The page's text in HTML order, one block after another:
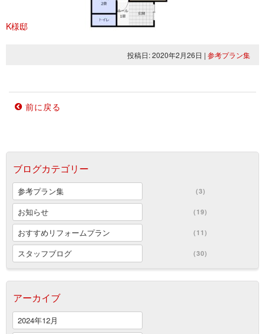
K様邸
投稿日: 2020年2月26日 | 参考プラン集
前に戻る
ブログカテゴリー
参考プラン集 (3)
お知らせ (19)
おすすめリフォームプラン (11)
スタッフブログ (30)
アーカイブ
2024年12月